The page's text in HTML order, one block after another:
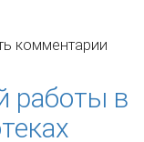
ресурсов
комментарии
работы в